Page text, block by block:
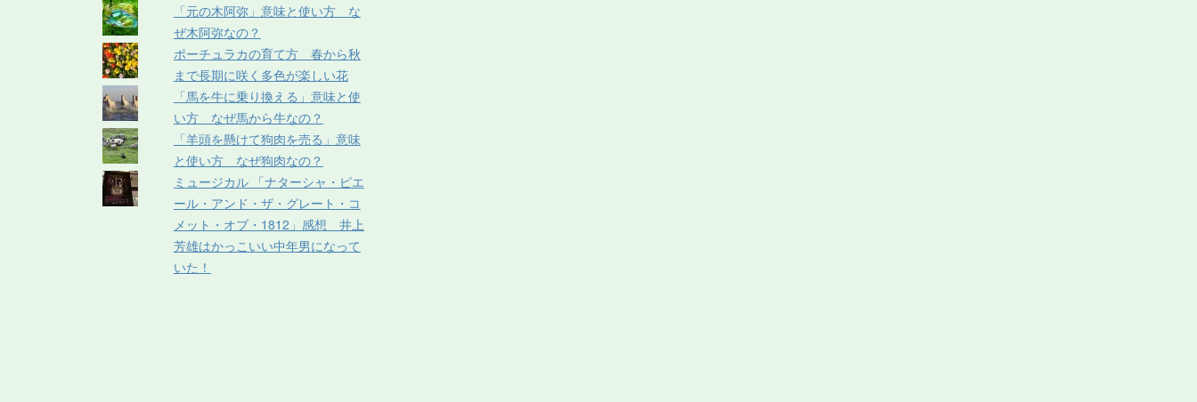
「元の木阿弥」意味と使い方 な
ぜ木阿弥なの？
ポーチュラカの育て方 春から秋
まで長期に咲く多色が楽しい花
「馬を牛に乗り換える」意味と使
い方 なぜ馬から牛なの？
「羊頭を懸けて狗肉を売る」意味
と使い方 なぜ狗肉なの？
ミュージカル 「ナターシャ・ピエ
ール・アンド・ザ・グレート・コ
メット・オブ・1812」感想 井上
芳雄はかっこいい中年男になって
いた！